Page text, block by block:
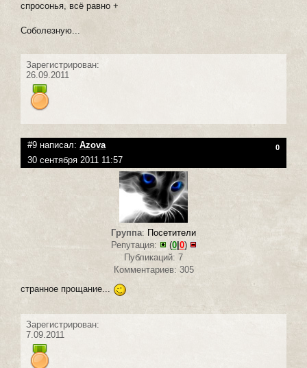
спросонья, всё равно +
Соболезную...
Зарегистрирован:
26.09.2011
#9 написал: Azova 0
30 сентября 2011 11:57
Группа: Посетители
Репутация:
(0| 0)
Публикаций: 7
Комментариев: 305
странное прощание...
Зарегистрирован:
7.09.2011